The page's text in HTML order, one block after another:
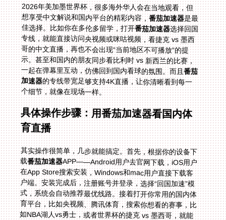
2026年美加墨世界杯，很多海外华人会在当地观看，但
想享受中文解说和国内平台的精彩内容，番茄加速器是最
佳选择。比如你在多伦多留学，打开番茄加速器选择回国
专线，就能直接访问央视频或咪咕视频，看捷克 vs 墨西
哥的中文直播，再也不会出现“当前地区不可播放”的提
示。甚至和国内的朋友同步看比利时 vs 新西兰的比赛，
一起在弹幕里互动，仿佛回到国内看球的氛围。而且番茄
加速器的专线带宽足够支持4K直播，让你清晰看到每一
个细节，就像在现场一样。
具体操作步骤：用番茄加速器看国内体
育直播
其实操作很简单，几步就能搞定。首先，根据你的设备下
载番茄加速器APP——Android用户去官网下载，iOS用户
在App Store搜索安装，Windows和mac用户直接下载客
户端。安装完成后，注册账号并登录，选择“回国加速”模
式，系统会自动推荐最优线路。接着打开你常用的国内体
育平台，比如央视频、腾讯体育，搜索你想看的赛事，比
如NBA湖人vs勇士，或者世界杯的捷克 vs 墨西哥，就能